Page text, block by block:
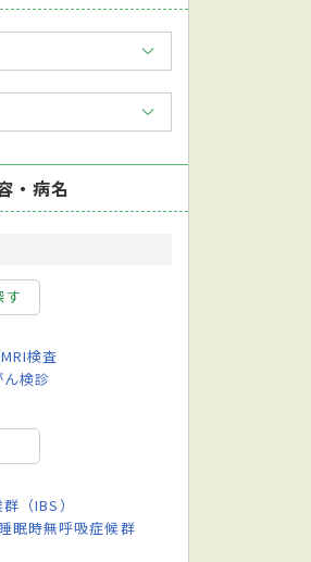
・病名
MRI検査
ん検診
（IBS）
眠時無呼吸症候群